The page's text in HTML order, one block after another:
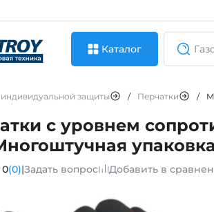
Каталог
защиты / Перчатки /
с уровнем
0(0)|Задать вопрос Добавить в